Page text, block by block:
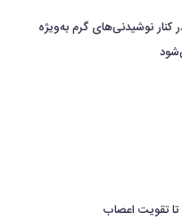
کنار نوشیدنی‌های گرم به‌ویژه
تا تقویت اعصاب